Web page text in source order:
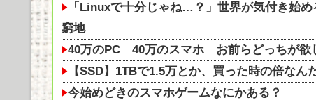
「Linuxで十分じゃね…？」世界が気付き
窮地
40万のPC 40万のスマホ お前らどっちが欲
【SSD】1TBで1.5万とか、買った時の倍な
今始めどきのスマホゲームなにかある？